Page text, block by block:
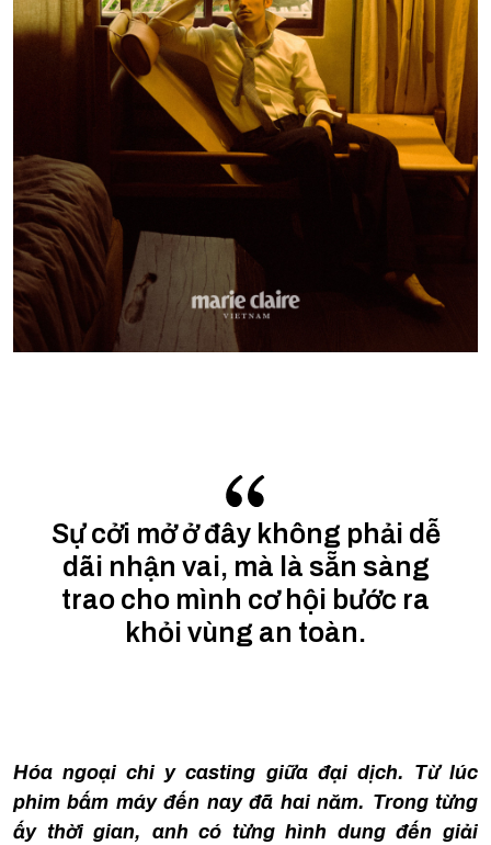
Sự cởi mở ở đây không phải dễ
dãi nhận vai, mà là sẵn sàng
trao cho mình cơ hội bước ra
khỏi vùng an toàn.
Hóa ngoại chi y casting giữa đại dịch. Từ lúc
phim bấm máy đến nay đã hai năm. Trong từng
ấy thời gian, anh có từng hình dung đến giải